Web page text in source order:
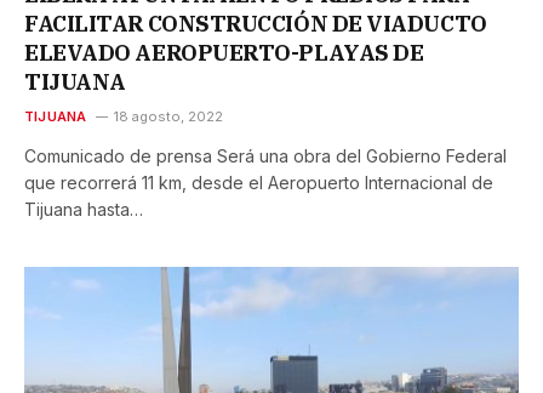
FACILITAR CONSTRUCCIÓN DE VIADUCTO
ELEVADO AEROPUERTO-PLAYAS DE
TIJUANA
TIJUANA 18 agosto, 2022
Comunicado de prensa Será una obra del Gobierno Federal
que recorrerá 11 km, desde el Aeropuerto Internacional de
Tijuana hasta…